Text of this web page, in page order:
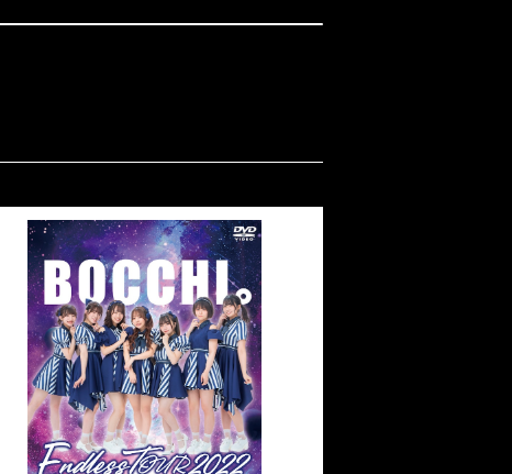
Endless TOUR 2022 [DVD]
¥3,500